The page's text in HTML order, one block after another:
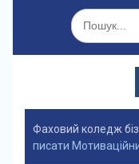
Шукати:
Фаховий коледж
писати